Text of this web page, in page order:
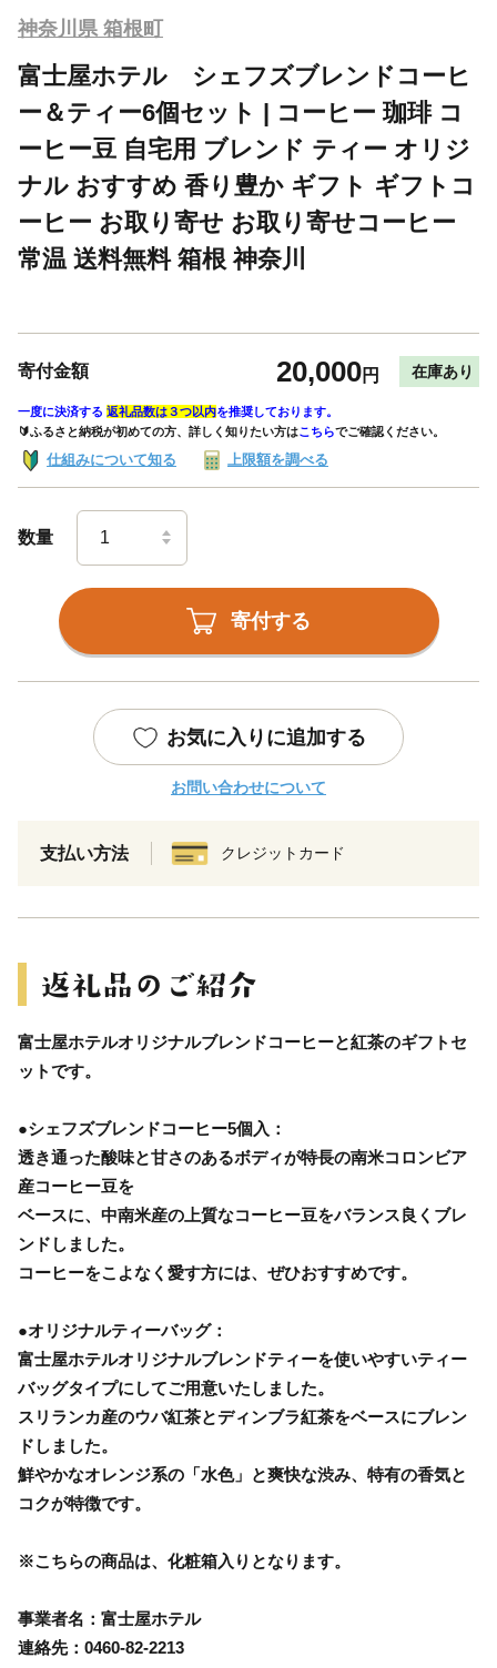
神奈川県 箱根町
富士屋ホテル シェフズブレンドコーヒ
ー＆ティー6個セット | コーヒー 珈琲 コ
ーヒー豆 自宅用 ブレンド ティー オリジ
ナル おすすめ 香り豊か ギフト ギフトコ
ーヒー お取り寄せ お取り寄せコーヒー
常温 送料無料 箱根 神奈川
寄付金額 20,000円 在庫あり
一度に決済する 返礼品数は３つ以内を推奨しております。
🔰ふるさと納税が初めての方、詳しく知りたい方はこちらでご確認ください。
仕組みについて知る 上限額を調べる
数量
寄付する
お気に入りに追加する
お問い合わせについて
支払い方法 クレジットカード
富士屋ホテルオリジナルブレンドコーヒーと紅茶のギフトセ
ットです。
●シェフズブレンドコーヒー5個入：
透き通った酸味と甘さのあるボディが特長の南米コロンビア
産コーヒー豆を
ベースに、中南米産の上質なコーヒー豆をバランス良くブレ
ンドしました。
コーヒーをこよなく愛す方には、ぜひおすすめです。
●オリジナルティーバッグ：
富士屋ホテルオリジナルブレンドティーを使いやすいティー
バッグタイプにしてご用意いたしました。
スリランカ産のウバ紅茶とディンブラ紅茶をベースにブレン
ドしました。
鮮やかなオレンジ系の「水色」と爽快な渋み、特有の香気と
コクが特徴です。
※こちらの商品は、化粧箱入りとなります。
事業者名：富士屋ホテル
連絡先：0460-82-2213